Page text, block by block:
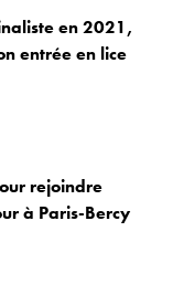
en 2021,
entrée en lice
rejoindre
à Paris-Bercy